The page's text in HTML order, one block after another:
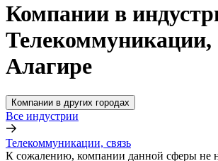
Компании в
Телекоммуникации,
Алагире
Компании в других городах
Все индустрии
Телекоммуникации, связь
К сожалению, компании данной сферы не